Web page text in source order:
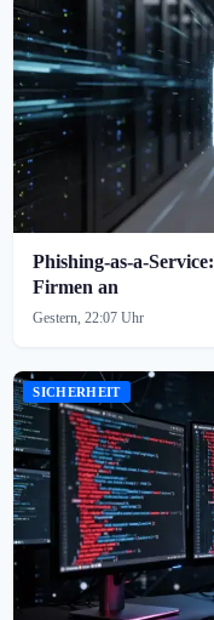
Phishing-as-a-
Firmen an
Gestern, 22:07 Uhr
SICHERHEIT